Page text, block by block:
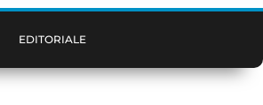
EDITORIALE